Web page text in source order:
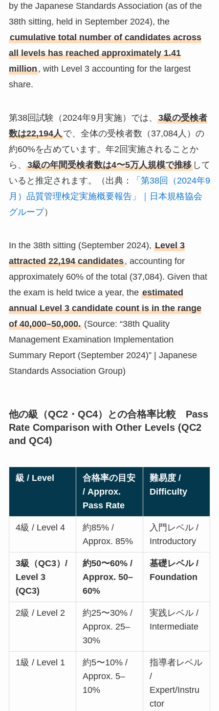
by the Japanese Standards Association (as of the
38th sitting, held in September 2024), the
cumulative total number of candidates across
all levels has reached approximately 1.41
million, with Level 3 accounting for the largest
share.
第38回試験（2024年9月実施）では、 3級の受検者
数は22,194人で、全体の受検者数（37,084人）の
約60%を占めています。年2回実施されることか
ら、 3級の年間受検者数は4〜5万人規模で推移して
いると推定されます。（出典：
「第38回（2024年9
月）品質管理検定実施概要報告」｜日本規格協会
グループ）
In the 38th sitting (September 2024), Level 3
attracted 22,194 candidates, accounting for
approximately 60% of the total (37,084). Given that
the exam is held twice a year, the estimated
annual Level 3 candidate count is in the range
of 40,000–50,000.(Source: “38th Quality
Management Examination Implementation
Summary Report (September 2024)” | Japanese
Standards Association Group)
他の級（QC2・QC4）との合格率比較 Pass
Rate Comparison with Other Levels (QC2
and QC4)
級 / Level
合格率の目安
/ Approx.
Pass Rate
難易度 /
Difficulty
4級 / Level 4
約85% /
Approx. 85%
入門レベル /
Introductory
3級（QC3）/
Level 3
(QC3)
約50〜60% /
Approx. 50–
60%
基礎レベル /
Foundation
2級 / Level 2
約25〜30% /
Approx. 25–
30%
実践レベル /
Intermediate
1級 / Level 1
約5〜10% /
Approx. 5–
10%
指導者レベル
/
Expert/Instru
ctor